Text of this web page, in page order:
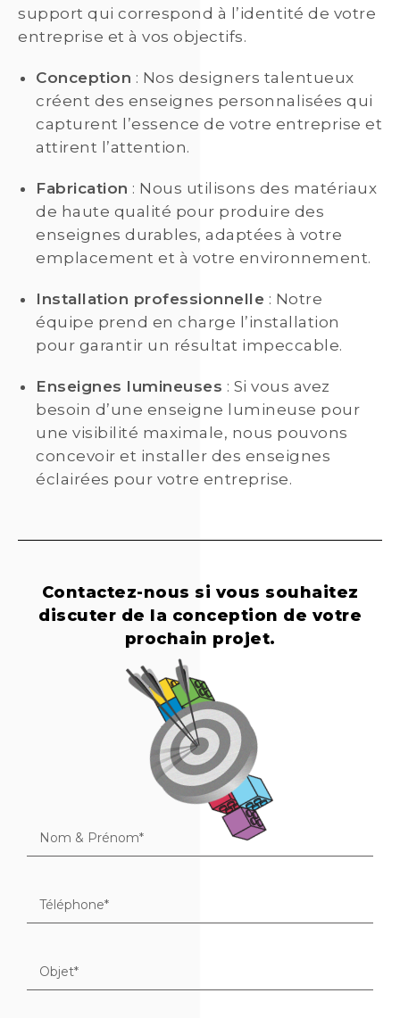
support qui correspond à l’identité de votre
entreprise et à vos objectifs.
Conception : Nos designers talentueux
créent des enseignes personnalisées qui
capturent l’essence de votre entreprise et
attirent l’attention.
Fabrication : Nous utilisons des matériaux
de haute qualité pour produire des
enseignes durables, adaptées à votre
emplacement et à votre environnement.
Installation professionnelle : Notre
équipe prend en charge l’installation
pour garantir un résultat impeccable.
Enseignes lumineuses : Si vous avez
besoin d’une enseigne lumineuse pour
une visibilité maximale, nous pouvons
concevoir et installer des enseignes
éclairées pour votre entreprise.
Contactez-nous si vous souhaitez
discuter de la conception de votre
prochain projet.